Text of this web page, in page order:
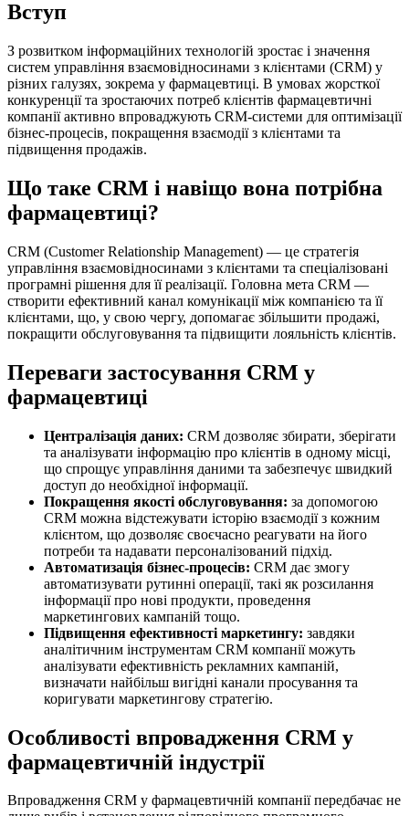
Вступ
З розвитком інформаційних технологій зростає і значення
систем управління взаємовідносинами з клієнтами (CRM) у
різних галузях, зокрема у фармацевтиці. В умовах жорсткої
конкуренції та зростаючих потреб клієнтів фармацевтичні
компанії активно впроваджують CRM-системи для оптимізації
бізнес-процесів, покращення взаємодії з клієнтами та
підвищення продажів.
Що таке CRM і навіщо вона потрібна
фармацевтиці?
CRM (Customer Relationship Management) — це стратегія
управління взаємовідносинами з клієнтами та спеціалізовані
програмні рішення для її реалізації. Головна мета CRM —
створити ефективний канал комунікації між компанією та її
клієнтами, що, у свою чергу, допомагає збільшити продажі,
покращити обслуговування та підвищити лояльність клієнтів.
Переваги застосування CRM у
фармацевтиці
Централізація даних: CRM дозволяє збирати, зберігати
та аналізувати інформацію про клієнтів в одному місці,
що спрощує управління даними та забезпечує швидкий
доступ до необхідної інформації.
Покращення якості обслуговування: за допомогою
CRM можна відстежувати історію взаємодії з кожним
клієнтом, що дозволяє своєчасно реагувати на його
потреби та надавати персоналізований підхід.
Автоматизація бізнес-процесів: CRM дає змогу
автоматизувати рутинні операції, такі як розсилання
інформації про нові продукти, проведення
маркетингових кампаній тощо.
Підвищення ефективності маркетингу: завдяки
аналітичним інструментам CRM компанії можуть
аналізувати ефективність рекламних кампаній,
визначати найбільш вигідні канали просування та
коригувати маркетингову стратегію.
Особливості впровадження CRM у
фармацевтичній індустрії
Впровадження CRM у фармацевтичній компанії передбачає не